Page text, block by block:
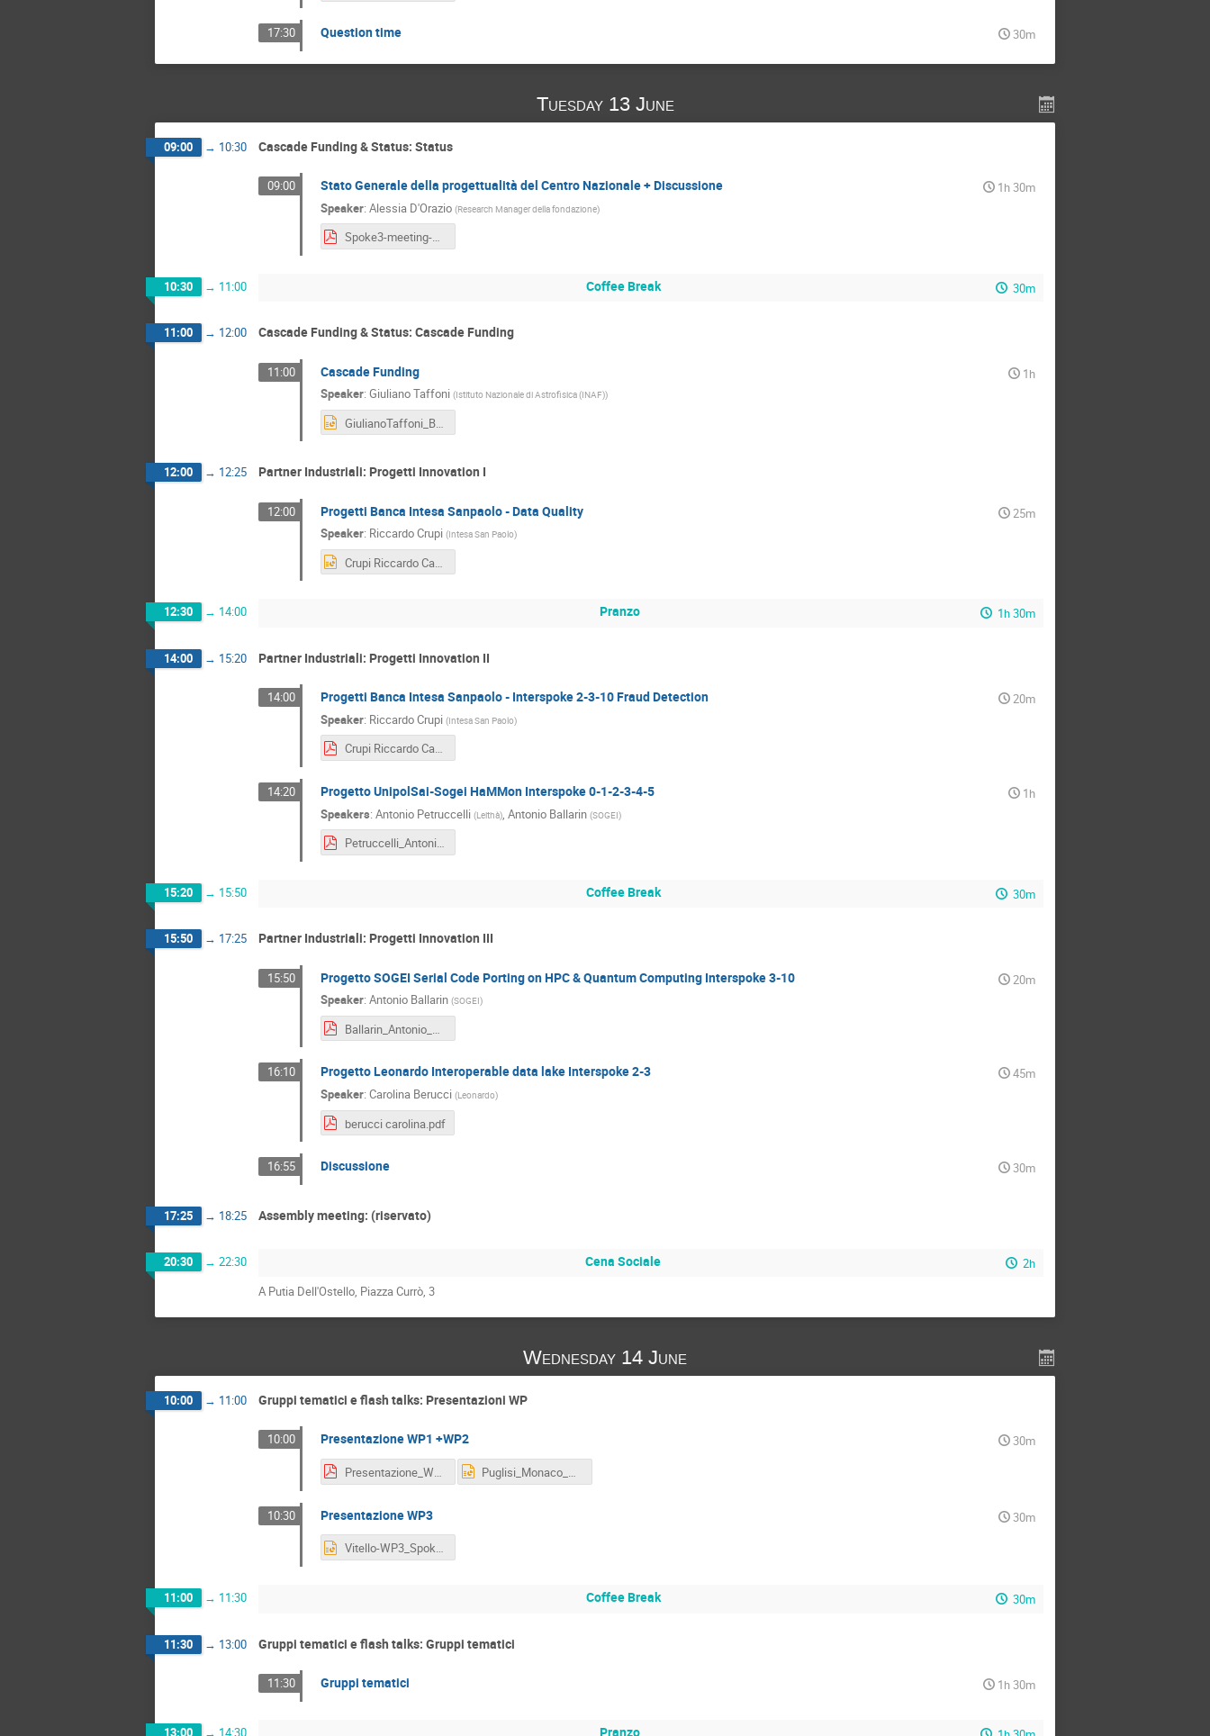
17:30 Question time 30m
Tuesday 13 June
09:00 → 10:30 Cascade Funding & Status: Status
09:00 Stato Generale della progettualità del Centro Nazionale + Discussione
1h 30m
Speaker: Alessia D'Orazio (Research Manager della fondazione)
Spoke3-meeting-13Giu23_DOrazio.pdf
10:30 → 11:00 Coffee Break 30m
11:00 → 12:00 Cascade Funding & Status: Cascade Funding
11:00 Cascade Funding
1h
Speaker: Giuliano Taffoni (Istituto Nazionale di Astrofisica (INAF))
GiulianoTaffoni_BandiCascata_SPOKE3.pptx
12:00 → 12:25 Partner Industriali: Progetti Innovation I
12:00 Progetti Banca Intesa Sanpaolo - Data Quality
25m
Speaker: Riccardo Crupi (Intesa San Paolo)
Crupi Riccardo Catania_Spoke 3_ISP_12062023.pptx
12:30 → 14:00 Pranzo 1h 30m
14:00 → 15:20 Partner Industriali: Progetti Innovation II
14:00 Progetti Banca Intesa Sanpaolo - Interspoke 2-3-10 Fraud Detection
20m
Speaker: Riccardo Crupi (Intesa San Paolo)
Crupi Riccardo Catania_Spoke 3_ISP_12062023.pdf
14:20 Progetto UnipolSai-Sogei HaMMon Interspoke 0-1-2-3-4-5
1h
Speakers: Antonio Petruccelli (Leithà), Antonio Ballarin (SOGEI)
Petruccelli_Antonio_haMMon.pdf
15:20 → 15:50 Coffee Break 30m
15:50 → 17:25 Partner Industriali: Progetti Innovation III
15:50 Progetto SOGEI Serial Code Porting on HPC & Quantum Computing Interspoke 3-10
20m
Speaker: Antonio Ballarin (SOGEI)
Ballarin_Antonio_Sogei.pdf
16:10 Progetto Leonardo Interoperable data lake Interspoke 2-3
45m
Speaker: Carolina Berucci (Leonardo)
berucci carolina.pdf
16:55 Discussione 30m
17:25 → 18:25 Assembly meeting: (riservato)
20:30 → 22:30 Cena Sociale
2h
A Putia Dell'Ostello, Piazza Currò, 3
Wednesday 14 June
10:00 → 11:00 Gruppi tematici e flash talks: Presentazioni WP
10:00 Presentazione WP1 +WP2
30m
Presentazione_WP12_Catania.pdf
Puglisi_Monaco_Presentazione_WP1_2_Catania.pptx
10:30 Presentazione WP3
30m
Vitello-WP3_Spoke_3_General_Meeting_Catania.pptx
11:00 → 11:30 Coffee Break 30m
11:30 → 13:00 Gruppi tematici e flash talks: Gruppi tematici
11:30 Gruppi tematici 1h 30m
13:00 → 14:30 Pranzo